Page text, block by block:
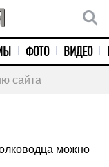
ФОТО ВИДЕО
сайта
можно